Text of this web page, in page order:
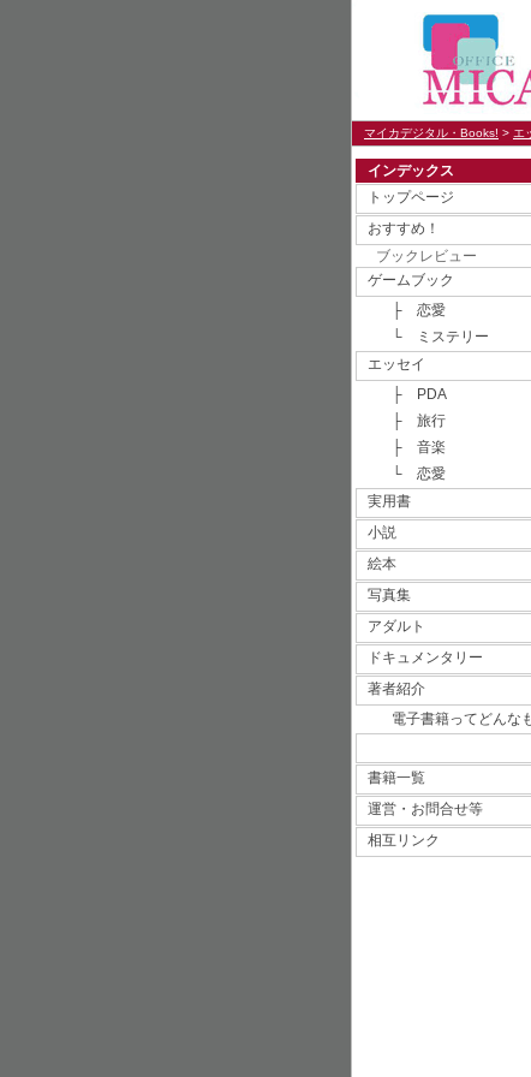
マイカデジタル・Books! > エ
インデックス
トップページ
おすすめ！
ブックレビュー
ゲームブック
├ 恋愛
└ ミステリー
エッセイ
├ PDA
├ 旅行
├ 音楽
└ 恋愛
実用書
小説
絵本
写真集
アダルト
ドキュメンタリー
著者紹介
電子書籍ってどんな
書籍一覧
運営・お問合せ等
相互リンク